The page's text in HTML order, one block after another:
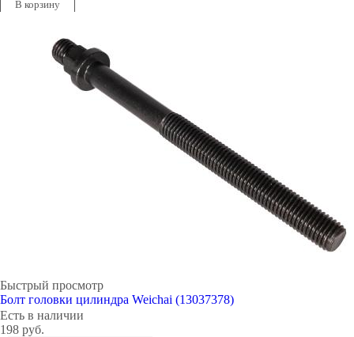
В корзину
Быстрый просмотр
Болт головки цилиндра Weichai (13037378)
Есть в наличии
198 руб.